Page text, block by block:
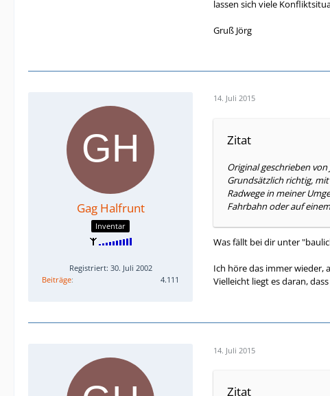
lassen sich viele
Gruß Jörg
Gag Halfrunt
Inventar
Registriert: 30. Juli 2002
Beiträge
4.111
14. Juli 2015
Zitat
Original geschrieben von
Grundsätzlich richtig,
Radwege in meiner
Fahrbahn oder auf
Was fällt bei dir unter
Ich höre das immer wieder,
Vielleicht liegt es daran,
14. Juli 2015
Zitat